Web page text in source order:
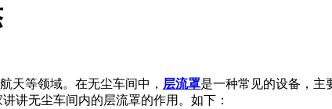
等领域。在无尘车间中， 层流罩是一种常见的设备，主
讲无尘车间内的层流罩的作用。如下：